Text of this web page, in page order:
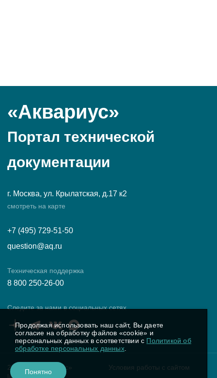
«Аквариус»
Портал технической
документации
г. Москва, ул. Крылатская, д.17 к2
смотреть на карте
+7 (495) 729-51-50
question@aq.ru
Техническая поддержка
8 800 250-26-00
Следите за нами в социальных сетях
2025 ПК «Аквариус»
Условия работы с сайтом
Продолжая использовать наш сайт, Вы даете
согласие на обработку файлов «cookie» и
персональных данных в соответствии с Политикой об
обработке персональных данных.
Понятно